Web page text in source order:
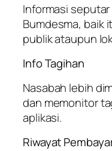
Informasi
Bumdesma, baik
publik ataupun
Info Tagihan
Nasabah lebih
dan memonitor
aplikasi.
Riwayat